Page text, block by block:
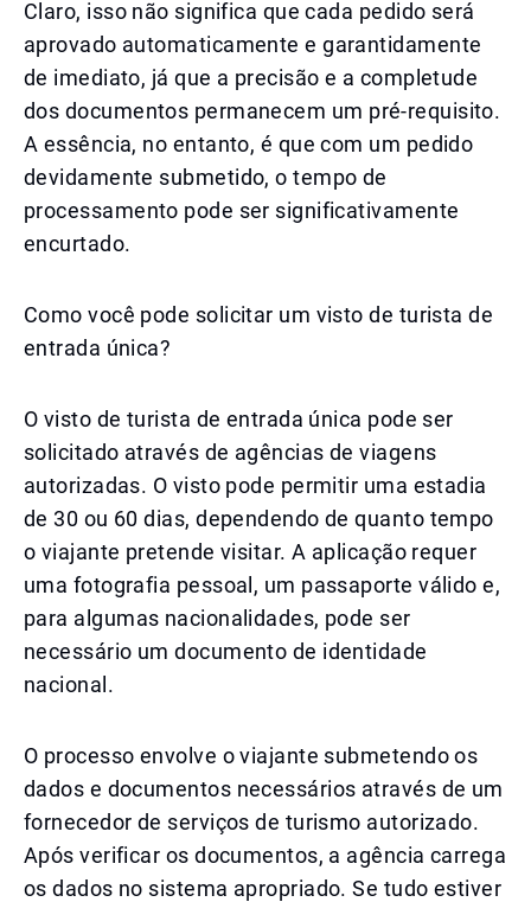
Claro, isso não significa que cada pedido será
aprovado automaticamente e garantidamente
de imediato, já que a precisão e a completude
dos documentos permanecem um pré-requisito.
A essência, no entanto, é que com um pedido
devidamente submetido, o tempo de
processamento pode ser significativamente
encurtado.
Como você pode solicitar um visto de turista de
entrada única?
O visto de turista de entrada única pode ser
solicitado através de agências de viagens
autorizadas. O visto pode permitir uma estadia
de 30 ou 60 dias, dependendo de quanto tempo
o viajante pretende visitar. A aplicação requer
uma fotografia pessoal, um passaporte válido e,
para algumas nacionalidades, pode ser
necessário um documento de identidade
nacional.
O processo envolve o viajante submetendo os
dados e documentos necessários através de um
fornecedor de serviços de turismo autorizado.
Após verificar os documentos, a agência carrega
os dados no sistema apropriado. Se tudo estiver